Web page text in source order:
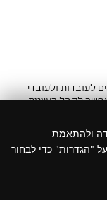
לעובדות ולעובדי
לקבל רעיונות
ולהתאמת
"הגדרות" כדי לבחור